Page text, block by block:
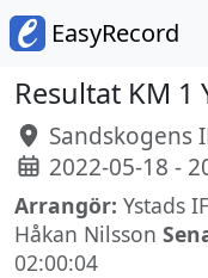
EasyRecord
Resultat KM 1
Sandskogens
2022-05-18 -
Arrangör: Ystads
Håkan Nilsson
02:00:04